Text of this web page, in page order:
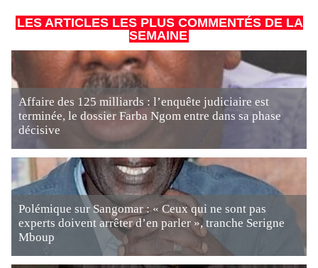
LES ARTICLES LES PLUS COMMENTÉS DE LA
SEMAINE
Affaire des 125 milliards : l’enquête judiciaire est
terminée, le dossier Farba Ngom entre dans sa phase
décisive
Polémique sur Sangomar : « Ceux qui ne sont pas
experts doivent arrêter d’en parler », tranche Serigne
Mboup